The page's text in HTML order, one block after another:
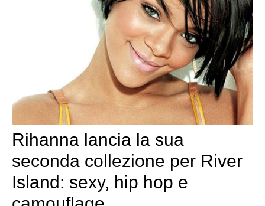
Rihanna lancia la sua
seconda collezione per River
Island: sexy, hip hop e